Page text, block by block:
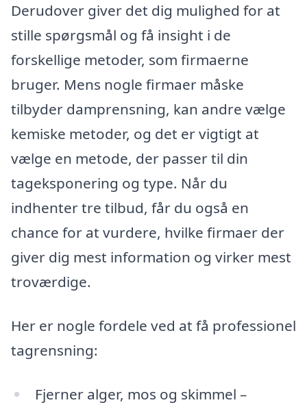
Derudover giver det dig mulighed for at
stille spørgsmål og få insight i de
forskellige metoder, som firmaerne
bruger. Mens nogle firmaer måske
tilbyder damprensning, kan andre vælge
kemiske metoder, og det er vigtigt at
vælge en metode, der passer til din
tageksponering og type. Når du
indhenter tre tilbud, får du også en
chance for at vurdere, hvilke firmaer der
giver dig mest information og virker mest
troværdige.
Her er nogle fordele ved at få professionel
tagrensning:
Fjerner alger, mos og skimmel –